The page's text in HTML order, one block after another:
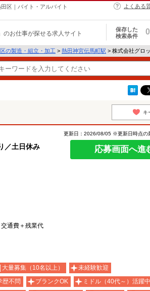
区｜バイト・アルバイト
よくある
のお仕事が探せる求人サイト
保存した
検索条件
0
の製造・組立・加工 > 熱田神宮伝馬町駅 > 株式会社グロ
キ
／土日休み
更新日：2026/08/05 ※更新日時点の
応募画面へ進
通費＋残業代
大量募集（10名以上）
未経験歓迎
歴不問 ブランクOK
ミドル（40代～）活躍中